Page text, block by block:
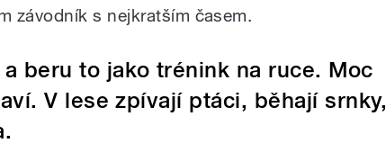
závodník s nejkratším časem.
beru to jako trénink na ruce. Moc
V lese zpívají ptáci, běhají srnky,